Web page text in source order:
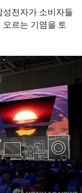
전자가 소비자들
르는 기염을 토